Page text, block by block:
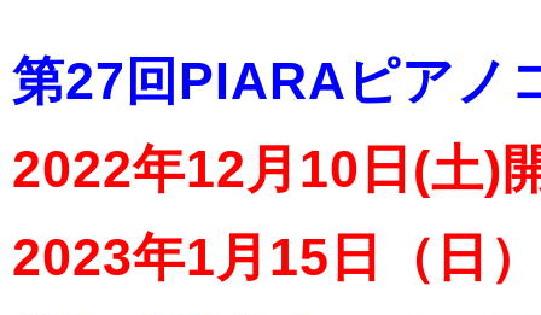
第27回PIARAピアノ
2022年12月10日(土)
2023年1月15日（日